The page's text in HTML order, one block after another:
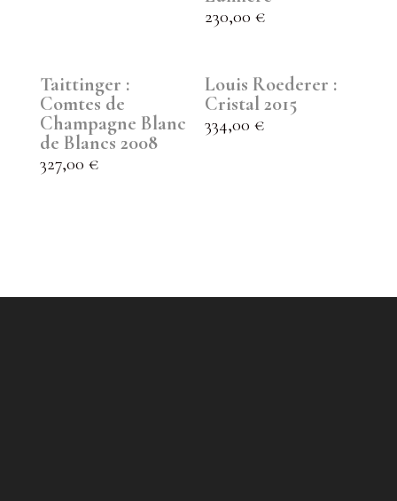
230,00€
Taittinger :
Comtes de
Champagne Blanc
de Blancs 2008
327,00 €
Louis Roederer :
Cristal 2015
334,00€